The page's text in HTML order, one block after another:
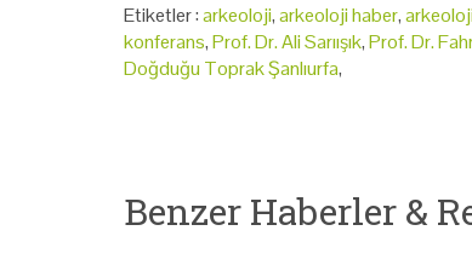
Etiketler :arkeoloji,arkeoloji haber,
konferans,Prof. Dr. Ali Sarıışık,Prof. Dr.
Doğduğu Toprak Şanlıurfa,
Benzer Haberler &